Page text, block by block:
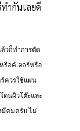
ทำกันเลยดี
วก็ทำการตัด
รือคัเตอร์หรือ
ควรใช้แผ่น
ดนผิวโต๊ะและ
มีคมครับ ไม่